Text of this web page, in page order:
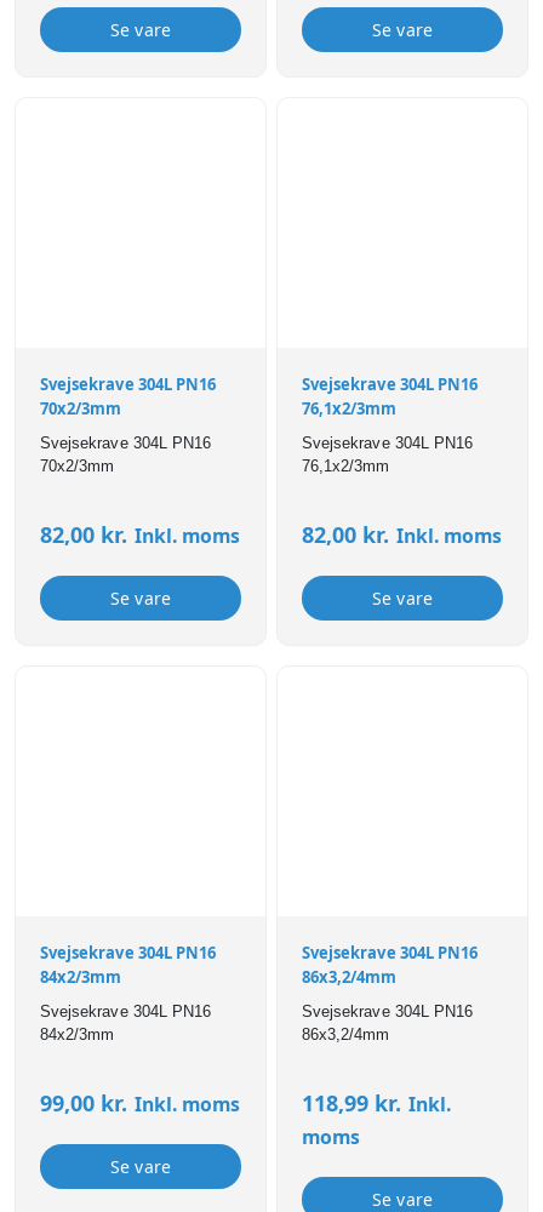
Se vare Se vare
Svejsekrave 304L PN16
70x2/3mm
Svejsekrave 304L PN16
70x2/3mm
82,00 kr. Inkl. moms
Se vare
Svejsekrave 304L PN16
76,1x2/3mm
Svejsekrave 304L PN16
76,1x2/3mm
82,00 kr. Inkl. moms
Se vare
Svejsekrave 304L PN16
84x2/3mm
Svejsekrave 304L PN16
84x2/3mm
99,00 kr. Inkl. moms
Se vare
Svejsekrave 304L PN16
86x3,2/4mm
Svejsekrave 304L PN16
86x3,2/4mm
118,99 kr. Inkl.
moms
Se vare